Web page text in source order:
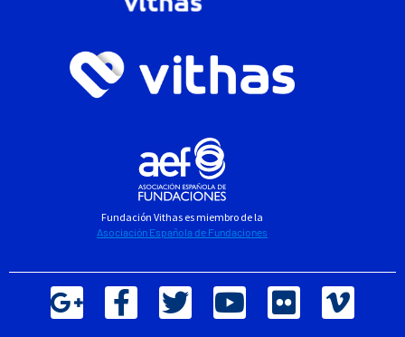
Fundación Vithas es miembro de la
Asociación Española de Fundaciones